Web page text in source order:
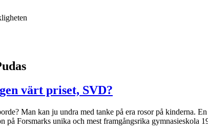
värt priset, SVD?
Man kan ju undra med tanke på era rosor på kinderna.
på Forsmarks unika och mest framgångsrika